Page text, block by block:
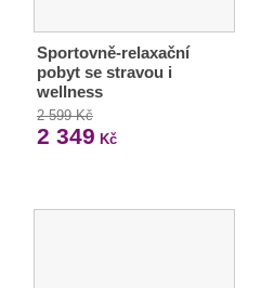
Sportovně-relaxační
pobyt se stravou i
wellness
2 599 Kč
2 349 Kč